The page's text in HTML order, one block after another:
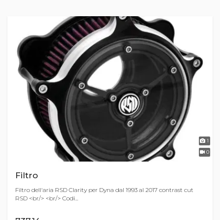
1
0
Filtro
Filtro dell'aria RSD Clarity per Dyna dal 1993 al 2017 contrast cut
RSD <br/> <br/> Codi...